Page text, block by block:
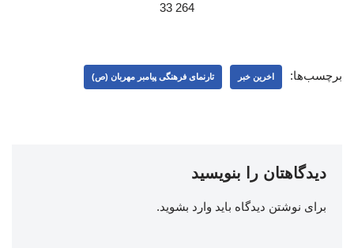
264 33
برچسب‌ها: اخرین خبر تارنمای فرهنگی پیامبر مهربان (ص)
دیدگاهتان را بنویسید
برای نوشتن دیدگاه باید وارد بشوید.